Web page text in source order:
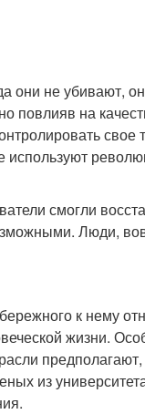
они не убивают,
на
смогли
Люди,
к нему
жизни.
из